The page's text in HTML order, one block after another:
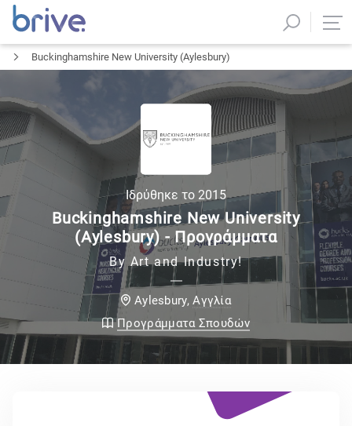
Buckinghamshire New University (Aylesbury)
Ιδρύθηκε το 2015
Buckinghamshire New University
(Aylesbury) - Προγράμματα
By Art and Industry!
Aylesbury,Αγγλία
Προγράμματα Σπουδών